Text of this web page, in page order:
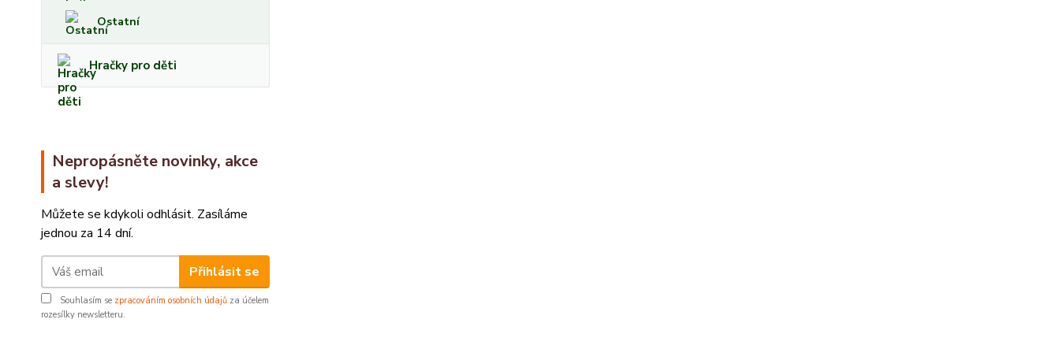
Ostatní
Hračky pro děti
Nepropásněte novinky, akce
a slevy!
Můžete se kdykoli odhlásit. Zasíláme
jednou za 14 dní.
Přihlásit se
Souhlasím se zpracováním osobních údajů za účelem
rozesílky newsletteru.